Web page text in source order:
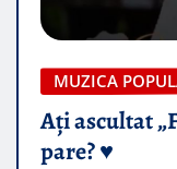
MUZICA
Ați ascultat
pare? ♥️